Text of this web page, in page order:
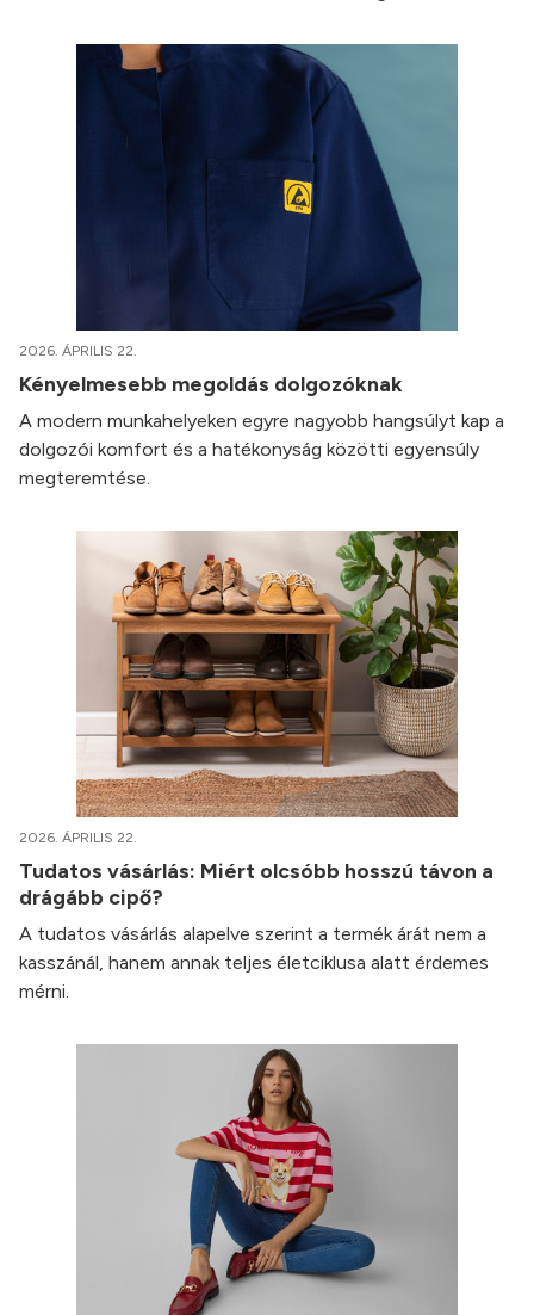
2026. ÁPRILIS 22.
Kényelmesebb megoldás dolgozóknak
A modern munkahelyeken egyre nagyobb hangsúlyt kap a
dolgozói komfort és a hatékonyság közötti egyensúly
megteremtése.
2026. ÁPRILIS 22.
Tudatos vásárlás: Miért olcsóbb hosszú távon a
drágább cipő?
A tudatos vásárlás alapelve szerint a termék árát nem a
kasszánál, hanem annak teljes életciklusa alatt érdemes
mérni.